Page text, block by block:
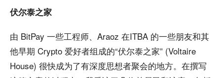
伏尔泰之家
由 BitPay 一些工程师、Araoz 在ITBA 的一些朋友和其
他早期 Crypto 爱好者组成的“伏尔泰之家” (Voltaire
House) 很快成为了有深度思想者聚会的地方。在撰写